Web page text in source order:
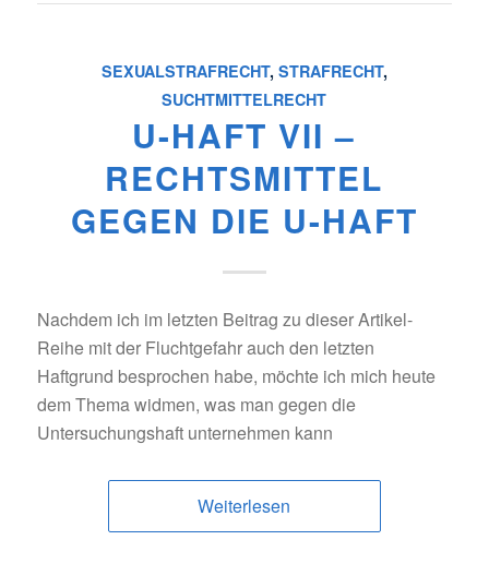
SEXUALSTRAFRECHT, STRAFRECHT,
SUCHTMITTELRECHT
U-HAFT VII –
RECHTSMITTEL
GEGEN DIE U-HAFT
Nachdem ich im letzten Beitrag zu dieser Artikel-
Reihe mit der Fluchtgefahr auch den letzten
Haftgrund besprochen habe, möchte ich mich heute
dem Thema widmen, was man gegen die
Untersuchungshaft unternehmen kann
Weiterlesen